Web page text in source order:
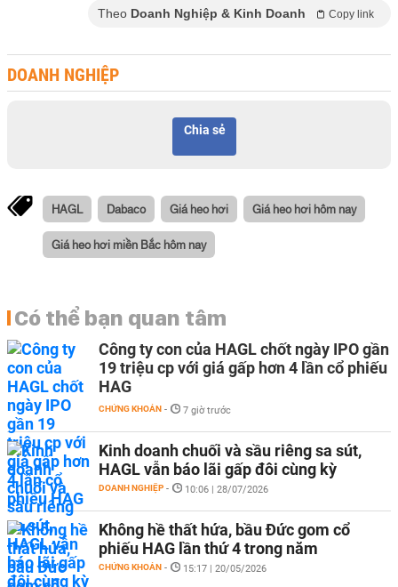
Theo Doanh Nghiệp & Kinh Doanh Copy link
DOANH NGHIỆP
Chia sẻ
HAGL Dabaco Giá heo hơi Giá heo hơi hôm nay
Giá heo hơi miền Bắc hôm nay
Có thể bạn quan tâm
Công ty con của HAGL chốt ngày IPO gần
19 triệu cp với giá gấp hơn 4 lần cổ phiếu
HAG
CHỨNG KHOÁN - 7 giờ trước
Kinh doanh chuối và sầu riêng sa sút,
HAGL vẫn báo lãi gấp đôi cùng kỳ
DOANH NGHIỆP - 10:06 | 28/07/2026
Không hề thất hứa, bầu Đức gom cổ
phiếu HAG lần thứ 4 trong năm
CHỨNG KHOÁN - 15:17 | 20/05/2026